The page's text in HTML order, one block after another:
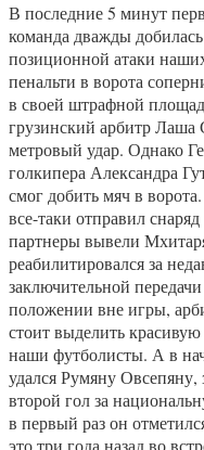
В последние 5 минут
команда дважды
позиционной атаки
пенальти в ворота
в своей штрафной
грузинский арбитр Лаша
метровый удар. Однако
голкипера Александра
смог добить мяч в
все-таки отправил
партнеры вывели
реабилитировался за
заключительной
положении вне игры,
стоит выделить
наши футболисты. А в
удался Румяну
второй гол за
в первый раз он
это три года назад во